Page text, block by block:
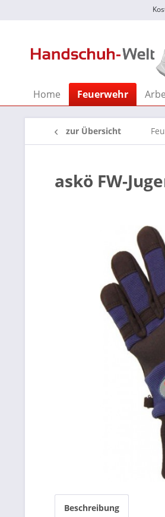
Home Feuerwehr
zur Übersicht
askö FW-
Beschreibung